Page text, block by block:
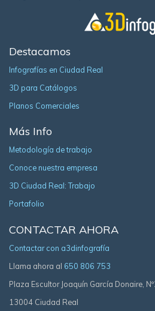
Destacamos
Infografías en Ciudad Real
3D para Catálogos
Planos Comerciales
Más Info
Metodología de trabajo
Conoce nuestra empresa
3D Ciudad Real: Trabajo
Portafolio
CONTACTAR AHORA
Contactar con a3dinfografía
Llama ahora al 650 806 753
Plaza Escultor Joaquín García Donaire,
13004 Ciudad Real